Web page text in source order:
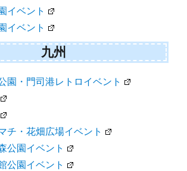
イベント
イベント
九州
園・門司港レトロイベント
チ・花畑広場イベント
公園イベント
公園イベント